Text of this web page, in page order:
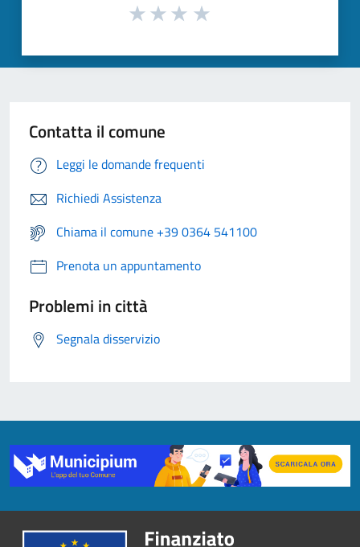
Contatta il comune
Leggi le domande frequenti
Richiedi Assistenza
Chiama il comune +39 0364 541100
Prenota un appuntamento
Problemi in città
Segnala disservizio